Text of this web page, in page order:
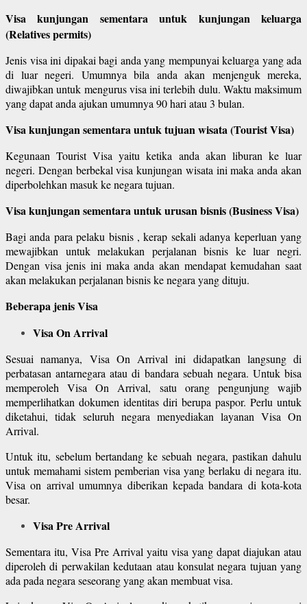
Visa kunjungan sementara untuk kunjungan keluarga
(Relatives permits)
Jenis visa ini dipakai bagi anda yang mempunyai keluarga yang ada
di luar negeri. Umumnya bila anda akan menjenguk mereka,
diwajibkan untuk mengurus visa ini terlebih dulu. Waktu maksimum
yang dapat anda ajukan umumnya 90 hari atau 3 bulan.
Visa kunjungan sementara untuk tujuan wisata (Tourist Visa)
Kegunaan Tourist Visa yaitu ketika anda akan liburan ke luar
negeri. Dengan berbekal visa kunjungan wisata ini maka anda akan
diperbolehkan masuk ke negara tujuan.
Visa kunjungan sementara untuk urusan bisnis (Business Visa)
Bagi anda para pelaku bisnis , kerap sekali adanya keperluan yang
mewajibkan untuk melakukan perjalanan bisnis ke luar negri.
Dengan visa jenis ini maka anda akan mendapat kemudahan saat
akan melakukan perjalanan bisnis ke negara yang dituju.
Beberapa jenis Visa
Visa On Arrival
Sesuai namanya, Visa On Arrival ini didapatkan langsung di
perbatasan antarnegara atau di bandara sebuah negara. Untuk bisa
memperoleh Visa On Arrival, satu orang pengunjung wajib
memperlihatkan dokumen identitas diri berupa paspor. Perlu untuk
diketahui, tidak seluruh negara menyediakan layanan Visa On
Arrival.
Untuk itu, sebelum bertandang ke sebuah negara, pastikan dahulu
untuk memahami sistem pemberian visa yang berlaku di negara itu.
Visa on arrival umumnya diberikan kepada bandara di kota-kota
besar.
Visa Pre Arrival
Sementara itu, Visa Pre Arrival yaitu visa yang dapat diajukan atau
diperoleh di perwakilan kedutaan atau konsulat negara tujuan yang
ada pada negara seseorang yang akan membuat visa.